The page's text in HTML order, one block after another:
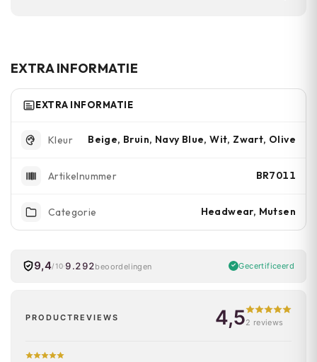
EXTRA INFORMATIE
EXTRA INFORMATIE
Kleur Beige, Bruin, Navy Blue, Wit, Zwart, Olive
Artikelnummer BR7011
Categorie Headwear, Mutsen
9,4/10 9.292beoordelingen Gecertificeerd
PRODUCTREVIEWS 4,52 reviews